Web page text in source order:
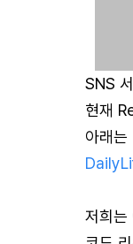
SNS
현재
아래는
저희는